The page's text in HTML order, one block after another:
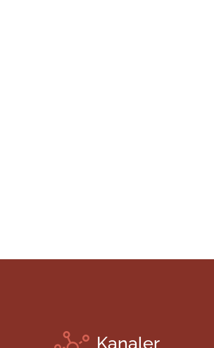
Kanaler